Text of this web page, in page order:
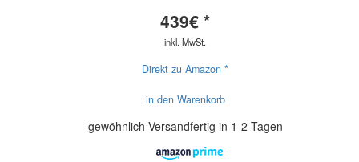
439€ *
inkl. MwSt.
Direkt zu Amazon *
in den Warenkorb
gewöhnlich Versandfertig in 1-2 Tagen